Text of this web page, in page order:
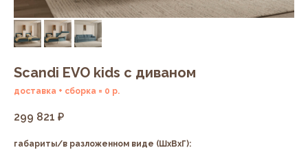
Scandi EVO kids с диваном
доставка + сборка = 0 р.
299 821 ₽
габариты/в разложенном виде (ШхВхГ):